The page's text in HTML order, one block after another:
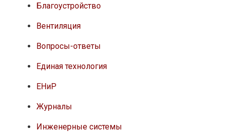
Благоустройство
Вентиляция
Вопросы-ответы
Единая технология
ЕНиР
Журналы
Инженерные системы